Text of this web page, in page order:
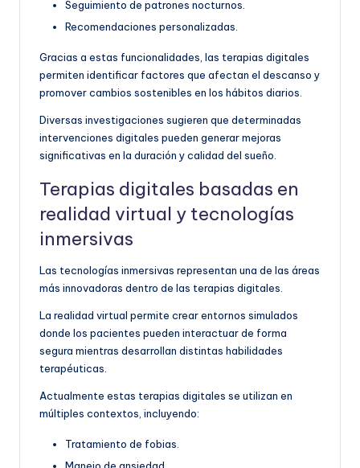
Seguimiento de patrones nocturnos.
Recomendaciones personalizadas.
Gracias a estas funcionalidades, las terapias digitales
permiten identificar factores que afectan el descanso y
promover cambios sostenibles en los hábitos diarios.
Diversas investigaciones sugieren que determinadas
intervenciones digitales pueden generar mejoras
significativas en la duración y calidad del sueño.
Terapias digitales basadas en
realidad virtual y tecnologías
inmersivas
Las tecnologías inmersivas representan una de las áreas
más innovadoras dentro de las terapias digitales.
La realidad virtual permite crear entornos simulados
donde los pacientes pueden interactuar de forma
segura mientras desarrollan distintas habilidades
terapéuticas.
Actualmente estas terapias digitales se utilizan en
múltiples contextos, incluyendo:
Tratamiento de fobias.